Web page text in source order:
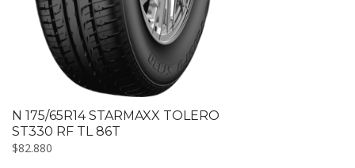
N 175/65R14 STARMAXX TOLERO
ST330 RF TL 86T
$82.880